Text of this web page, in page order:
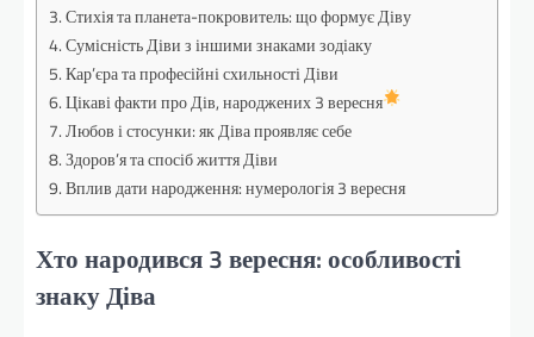
Стихія та планета-покровитель: що формує Діву
Сумісність Діви з іншими знаками зодіаку
Кар’єра та професійні схильності Діви
Цікаві факти про Дів, народжених 3 вересня
Любов і стосунки: як Діва проявляє себе
Здоров’я та спосіб життя Діви
Вплив дати народження: нумерологія 3 вересня
Хто народився 3 вересня: особливості
знаку Діва